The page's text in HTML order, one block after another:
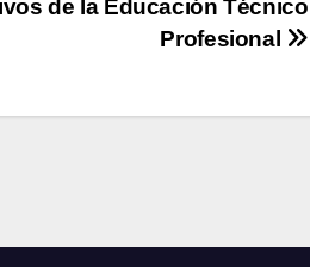
de la Educación Técnico
Profesional